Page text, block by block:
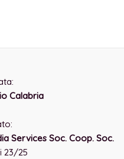
Calabria
Services Soc. Coop. Soc.
23/25